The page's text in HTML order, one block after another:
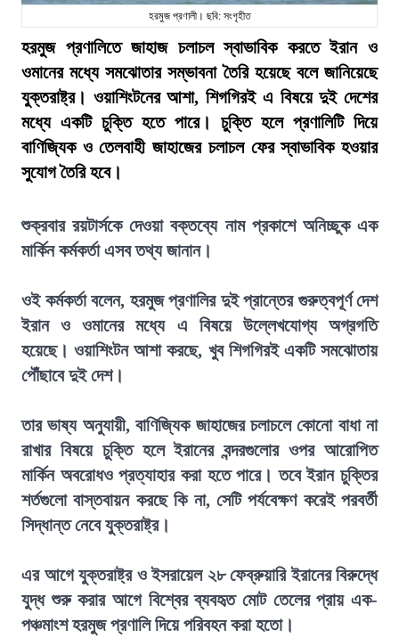
হরমুজ প্রণালী। ছবি: সংগৃহীত
হরমুজ প্রণালিতে জাহাজ চলাচল স্বাভাবিক করতে ইরান ও
ওমানের মধ্যে সমঝোতার সম্ভাবনা তৈরি হয়েছে বলে জানিয়েছে
যুক্তরাষ্ট্র। ওয়াশিংটনের আশা, শিগগিরই এ বিষয়ে দুই দেশের
মধ্যে একটি চুক্তি হতে পারে। চুক্তি হলে প্রণালিটি দিয়ে
বাণিজ্যিক ও তেলবাহী জাহাজের চলাচল ফের স্বাভাবিক হওয়ার
সুযোগ তৈরি হবে।
শুক্রবার রয়টার্সকে দেওয়া বক্তব্যে নাম প্রকাশে অনিচ্ছুক এক
মার্কিন কর্মকর্তা এসব তথ্য জানান।
ওই কর্মকর্তা বলেন, হরমুজ প্রণালির দুই প্রান্তের গুরুত্বপূর্ণ দেশ
ইরান ও ওমানের মধ্যে এ বিষয়ে উল্লেখযোগ্য অগ্রগতি
হয়েছে। ওয়াশিংটন আশা করছে, খুব শিগগিরই একটি সমঝোতায়
পৌঁছাবে দুই দেশ।
তার ভাষ্য অনুযায়ী, বাণিজ্যিক জাহাজের চলাচলে কোনো বাধা না
রাখার বিষয়ে চুক্তি হলে ইরানের বন্দরগুলোর ওপর আরোপিত
মার্কিন অবরোধও প্রত্যাহার করা হতে পারে। তবে ইরান চুক্তির
শর্তগুলো বাস্তবায়ন করছে কি না, সেটি পর্যবেক্ষণ করেই পরবর্তী
সিদ্ধান্ত নেবে যুক্তরাষ্ট্র।
এর আগে যুক্তরাষ্ট্র ও ইসরায়েল ২৮ ফেব্রুয়ারি ইরানের বিরুদ্ধে
যুদ্ধ শুরু করার আগে বিশ্বের ব্যবহৃত মোট তেলের প্রায় এক-
পঞ্চমাংশ হরমুজ প্রণালি দিয়ে পরিবহন করা হতো।